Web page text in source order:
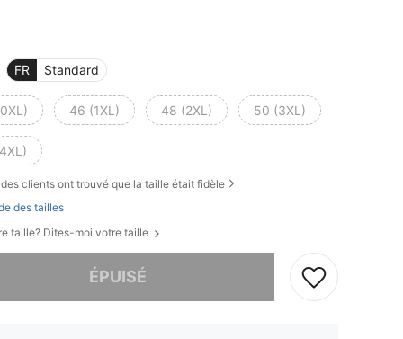
FR Standard
46 (1XL) 48 (2XL) 50 (3XL)
des clients ont trouvé que la taille était fidèle
des tailles
taille? Dites-moi votre taille
ÉPUISÉ
ce produit est épuisé.